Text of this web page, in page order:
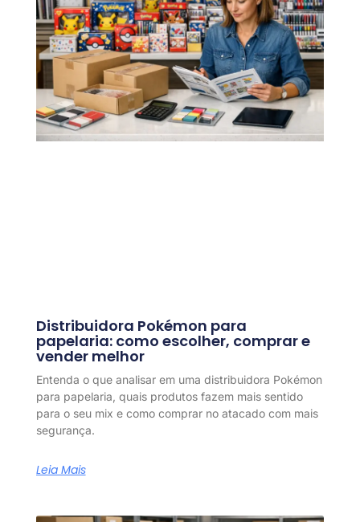
Distribuidora Pokémon para
papelaria: como escolher, comprar e
vender melhor
Entenda o que analisar em uma distribuidora Pokémon
para papelaria, quais produtos fazem mais sentido
para o seu mix e como comprar no atacado com mais
segurança.
Leia Mais